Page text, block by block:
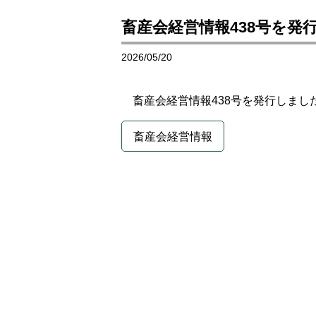
畜産会経営情報438号を発
2026/05/20
畜産会経営情報438号を発行しまし
畜産会経営情報